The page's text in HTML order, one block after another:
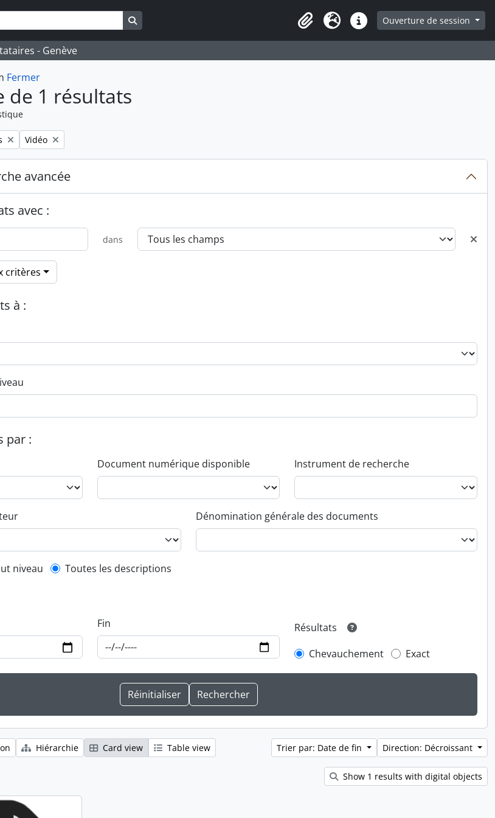
Presse-papier
LangueLiens rapidesOuverture de session
- Genève
Fermer
de 1 résultats
Remove filter:
Vidéo
avancée
avec :
dans
critères
à :
par :
Document numérique disponible Instrument de recherche
Dénomination générale des documents
filter
niveau Toutes les descriptions
Fin
Résultats
Chevauchement
Exact
Hiérarchie Card view Table view Trier par: Date de fin Direction: Décroissant
Show 1 results with digital objects